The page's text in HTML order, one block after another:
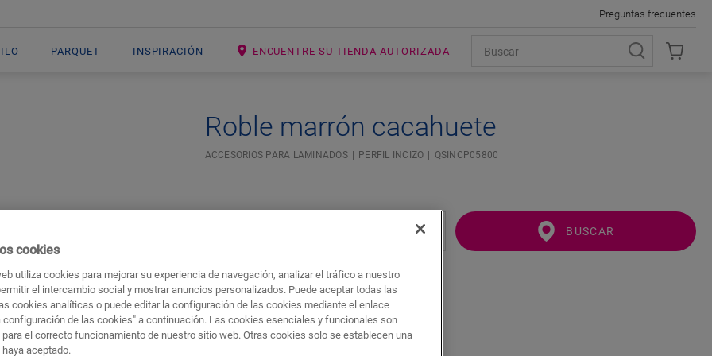
PARQUET INSPIRACIÓN ENCUENTRE SU TIENDA AUTORIZADA
Preguntas frecuentes
Roble marrón cacahuete
ACCESORIOS PARA LAMINADOS PERFIL INCIZO QSINCP05800
BUSCAR
Acceso rápido a Descargas
cookies
utiliza cookies para mejorar su experiencia de navegación, analizar el tráfico a nuestro
el intercambio social y mostrar anuncios personalizados. Puede aceptar todas las
cookies analíticas o puede editar la configuración de las cookies mediante el enlace
configuración de las cookies" a continuación. Las cookies esenciales y funcionales son
el correcto funcionamiento de nuestro sitio web. Otras cookies solo se establecen una
aceptado.